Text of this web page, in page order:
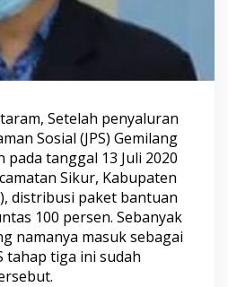
Setelah penyaluran
Sosial (JPS) Gemilang
tanggal 13 Juli 2020
Sikur, Kabupaten
distribusi paket bantuan
100 persen. Sebanyak
namanya masuk sebagai
tahap tiga ini sudah